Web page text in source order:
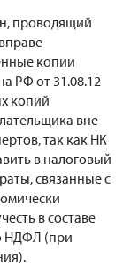
проводящий
копии
РФ от 31.08.12
копий
вне
так как НК
в налоговый
связанные с
в составе
НДФЛ (при